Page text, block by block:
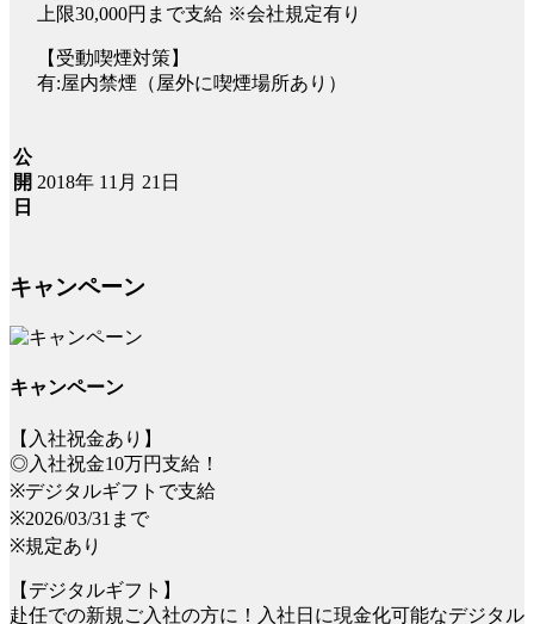
上限30,000円まで支給 ※会社規定有り
【受動喫煙対策】
有:屋内禁煙（屋外に喫煙場所あり）
公
開
日
2018年 11月 21日
キャンペーン
キャンペーン
【入社祝金あり】
◎入社祝金10万円支給！
※デジタルギフトで支給
※2026/03/31まで
※規定あり
【デジタルギフト】
赴任での新規ご入社の方に！入社日に現金化可能なデジタル